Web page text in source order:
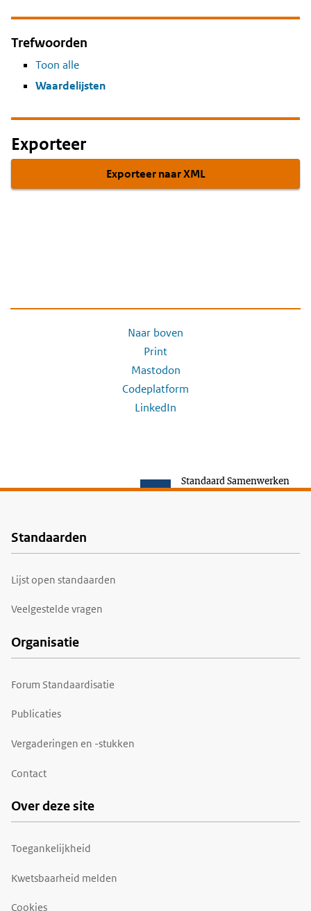
Trefwoorden
Toon alle
Waardelijsten
Exporteer
Exporteer naar XML
Naar boven
Print
Mastodon
Codeplatform
LinkedIn
Standaard Samenwerken
Voet
Standaarden
Lijst open standaarden
Veelgestelde vragen
Organisatie
Forum Standaardisatie
Publicaties
Vergaderingen en -stukken
Contact
Over deze site
Toegankelijkheid
Kwetsbaarheid melden
Cookies